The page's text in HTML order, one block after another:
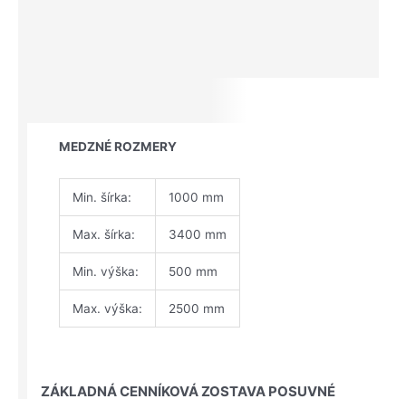
MEDZNÉ ROZMERY
Min. šírka: 1000 mm
Max. šírka: 3400 mm
Min. výška: 500 mm
Max. výška: 2500 mm
ZÁKLADNÁ CENNÍKOVÁ ZOSTAVA POSUVNÉ